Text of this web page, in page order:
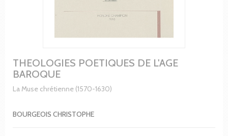
THEOLOGIES POETIQUES DE L'AGE
BAROQUE
La Muse chrétienne (1570-1630)
BOURGEOIS CHRISTOPHE